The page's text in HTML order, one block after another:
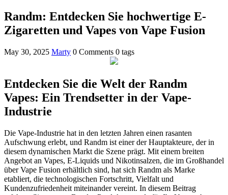
Randm: Entdecken Sie hochwertige E-
Zigaretten und Vapes von Vape Fusion
May 30, 2025 Marty 0 Comments 0 tags
Entdecken Sie die Welt der Randm
Vapes: Ein Trendsetter in der Vape-
Industrie
Die Vape-Industrie hat in den letzten Jahren einen rasanten
Aufschwung erlebt, und Randm ist einer der Hauptakteure, der in
diesem dynamischen Markt die Szene prägt. Mit einem breiten
Angebot an Vapes, E-Liquids und Nikotinsalzen, die im Großhandel
über Vape Fusion erhältlich sind, hat sich Randm als Marke
etabliert, die technologischen Fortschritt, Vielfalt und
Kundenzufriedenheit miteinander vereint. In diesem Beitrag